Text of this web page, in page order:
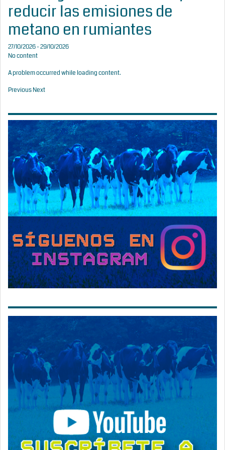
reducir las emisiones de
metano en rumiantes
27/10/2026 - 29/10/2026
No content
A problem occurred while loading content.
PreviousNext